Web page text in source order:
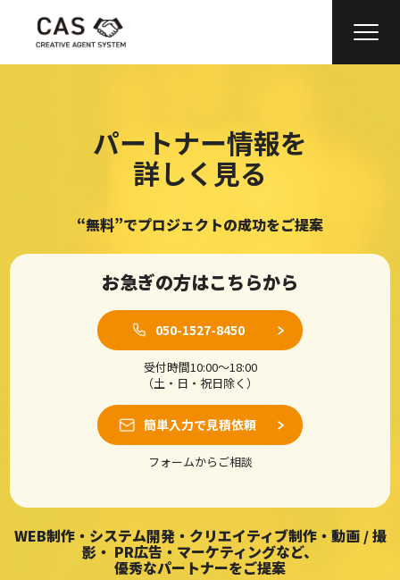
パートナー情報を
詳しく見る
“無料”でプロジェクトの成功をご提案
お急ぎの方はこちらから
簡単入力で見積依頼
フォームからご相談
050-1527-8450
受付時間10:00〜18:00
（土・日・祝日除く）
WEB制作・システム開発・クリエイティブ制作・動画 / 撮
影・ PR広告・マーケティングなど、
優秀なパートナーをご提案